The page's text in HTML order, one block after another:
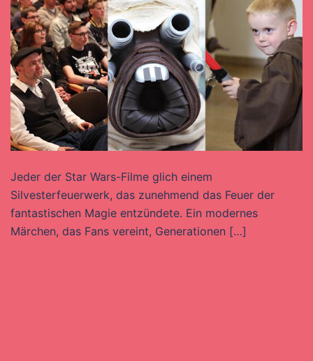
Jeder der Star Wars-Filme glich einem
Silvesterfeuerwerk, das zunehmend das Feuer der
fantastischen Magie entzündete. Ein modernes
Märchen, das Fans vereint, Generationen […]